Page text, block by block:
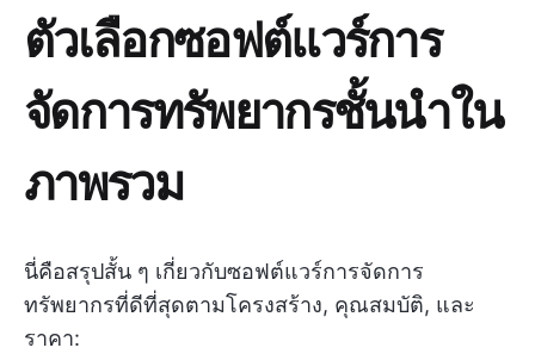
ตัวเลือกซอฟต์แวร์การ
จัดการทรัพยากรชั้นนำใน
ภาพรวม
นี่คือสรุปสั้น ๆ เกี่ยวกับซอฟต์แวร์การจัดการ
ทรัพยากรที่ดีที่สุดตามโครงสร้าง, คุณสมบัติ, และ
ราคา: